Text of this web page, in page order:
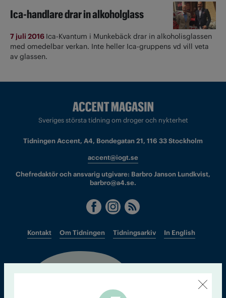
Ica-handlare drar in alkoholglass
7 juli 2016 Ica-Kvantum i Munkebäck drar in alkoholisglassen
med omedelbar verkan. Inte heller Ica-gruppens vd vill veta
av glassen.
Sveriges största tidning om droger och nykterhet
Tidningen Accent, A4, Bondegatan 21, 116 33 Stockholm
accent@iogt.se
Chefredaktör och ansvarig utgivare: Barbro Janson Lundkvist,
barbro@a4.se.
Kontakt Om Tidningen Tidningsarkiv In English
Läs tidigare